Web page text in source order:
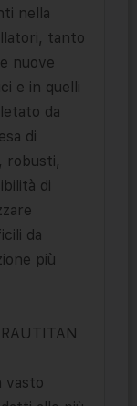
nella
tanto
nuove
e in quelli
da
di
robusti,
di
da
più
RAUTITAN
vasto